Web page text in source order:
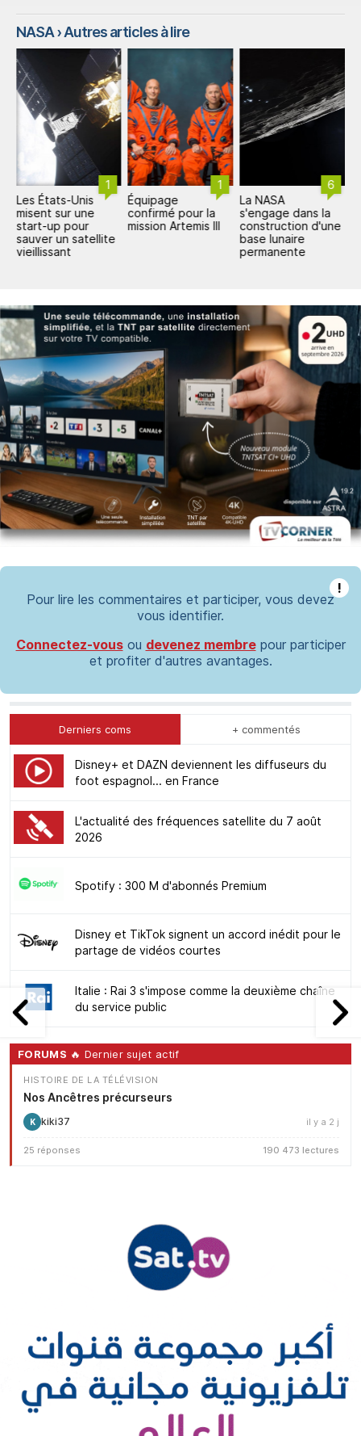
NASA› Autres articles à lire
1
Les États-Unis
misent sur une
start-up pour
sauver un satellite
vieillissant
1
Équipage
confirmé pour la
mission Artemis III
6
La NASA
s'engage dans la
construction d'une
base lunaire
permanente
!
Pour lire les commentaires et participer, vous devez
vous identifier.
Connectez-vousou devenez membrepour participer
et profiter d'autres avantages.
Derniers coms + commentés
Disney+ et DAZN deviennent les diffuseurs du
foot espagnol... en France
L'actualité des fréquences satellite du 7 août
2026
Spotify : 300 M d'abonnés Premium
Disney et TikTok signent un accord inédit pour le
partage de vidéos courtes
Italie : Rai 3 s'impose comme la deuxième chaîne
du service public
FORUMS 🔥 Dernier sujet actif
HISTOIRE DE LA TÉLÉVISION
Nos Ancêtres précurseurs
K kiki37 il y a 2 j
25 réponses 190 473 lectures